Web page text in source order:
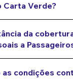
Carta Verde?
da
a
as condições